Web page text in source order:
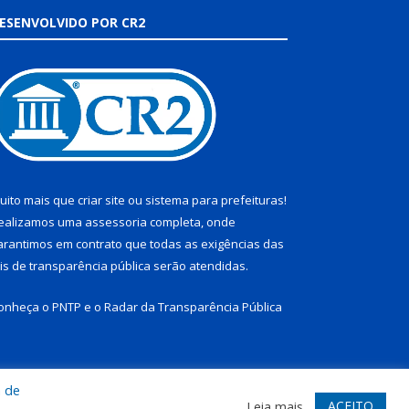
POR CR2
mais que criar site ou sistema para prefeituras!
uma assessoria completa, onde
em contrato que todas as exigências das
de transparência pública serão atendidas.
o PNTP e o Radar da Transparência Pública
Acessar Webmail
de
ACEITO